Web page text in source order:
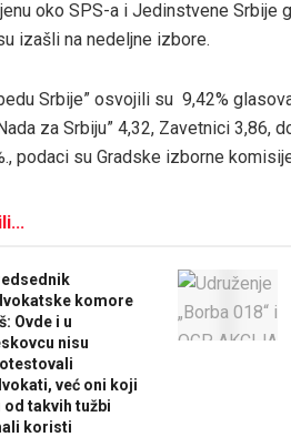
oko SPS-a i Jedinstvene Srbije
izašli na nedeljne izbore.
Srbije” osvojili su 9,42%
za Srbiju” 4,32, Zavetnici 3,86,
podaci su Gradske izborne
komore
Ovde i u
nisu
već oni koji
od takvih tužbi
koristi